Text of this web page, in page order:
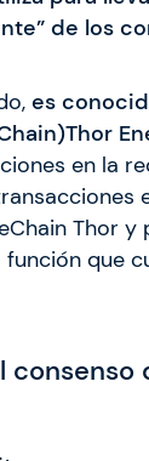
de los
es
en la
Thor y
que
consenso